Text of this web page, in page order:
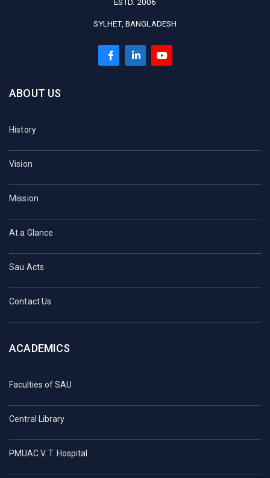
ESTD. 2006
SYLHET, BANGLADESH
ABOUT US
History
Vision
Mission
At a Glance
Sau Acts
Contact Us
ACADEMICS
Faculties of SAU
Central Library
PMUAC V. T. Hospital